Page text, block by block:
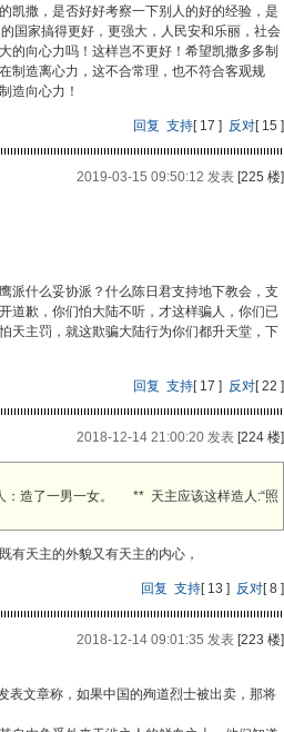
凯撒，是否好好考察一下别人的好的经验，是
国家搞得更好，更强大，人民安和乐丽，社会
的向心力吗！这样岂不更好！希望凯撒多多制
制造离心力，这不合常理，也不符合客观规
造向心力！
回复 支持[17 ] 反对[15 ]
2019-03-15 09:50:12 发表[225 楼]
派什么妥协派？什么陈日君支持地下教会，支
道歉，你们怕大陆不听，才这样骗人，你们已
天主罚，就这欺骗大陆行为你们都升天堂，下
回复 支持[17 ] 反对[22 ]
2018-12-14 21:00:20 发表[224 楼]
：造了一男一女。 ** 天主应该这样造人:“照
有天主的外貌又有天主的内心，
回复 支持[13 ] 反对[8 ]
2018-12-14 09:01:35 发表[223 楼]
表文章称，如果中国的殉道烈士被出卖，那将